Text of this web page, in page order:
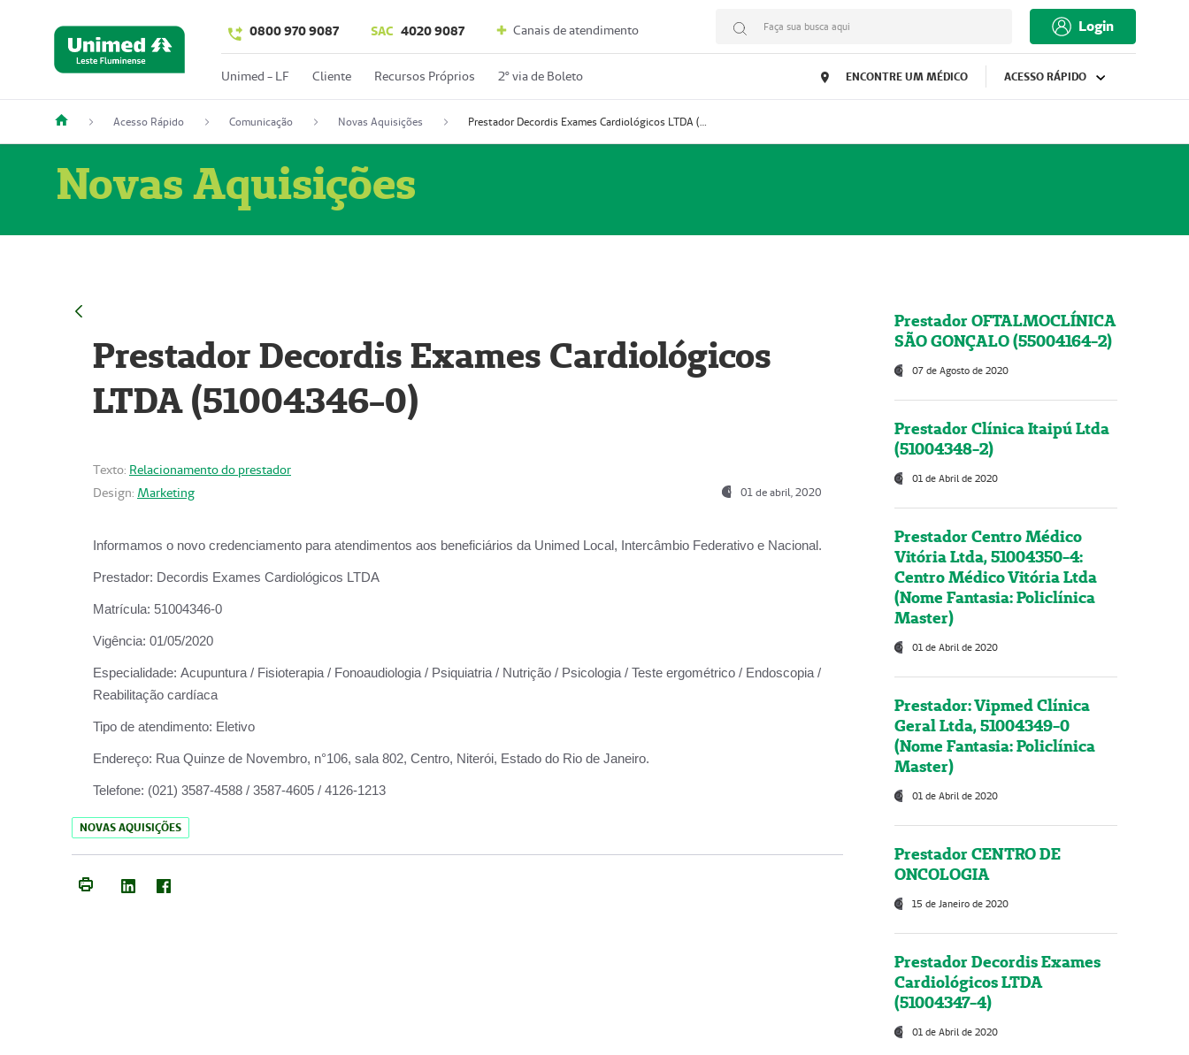
0800 970 9087 SAC 4020 9087 Canais de atendimento Faça sua busca aqui Login
Unimed - LF Cliente Recursos Próprios 2º via de Boleto ENCONTRE UM MÉDICO ACESSO RÁPIDO
Acesso Rápido Comunicação Novas Aquisições Prestador Decordis Exames Cardiológicos LTDA (51004346-0)
Novas Aquisições
Prestador Decordis Exames Cardiológicos
LTDA (51004346-0)
Texto: Relacionamento do prestador
Design: Marketing 01 de abril, 2020
Informamos o novo credenciamento para atendimentos aos beneficiários da Unimed Local, Intercâmbio Federativo e Nacional.
Prestador: Decordis Exames Cardiológicos LTDA
Matrícula: 51004346-0
Vigência: 01/05/2020
Especialidade: Acupuntura / Fisioterapia / Fonoaudiologia / Psiquiatria / Nutrição / Psicologia / Teste ergométrico / Endoscopia /
Reabilitação cardíaca
Tipo de atendimento: Eletivo
Endereço: Rua Quinze de Novembro, n°106, sala 802, Centro, Niterói, Estado do Rio de Janeiro.
Telefone: (021) 3587-4588 / 3587-4605 / 4126-1213
NOVAS AQUISIÇÕES
Prestador OFTALMOCLÍNICA
SÃO GONÇALO (55004164-2)
07 de Agosto de 2020
Prestador Clínica Itaipú Ltda
(51004348-2)
01 de Abril de 2020
Prestador Centro Médico
Vitória Ltda, 51004350-4:
Centro Médico Vitória Ltda
(Nome Fantasia: Policlínica
Master)
01 de Abril de 2020
Prestador: Vipmed Clínica
Geral Ltda, 51004349-0
(Nome Fantasia: Policlínica
Master)
01 de Abril de 2020
Prestador CENTRO DE
ONCOLOGIA
15 de Janeiro de 2020
Prestador Decordis Exames
Cardiológicos LTDA
(51004347-4)
01 de Abril de 2020